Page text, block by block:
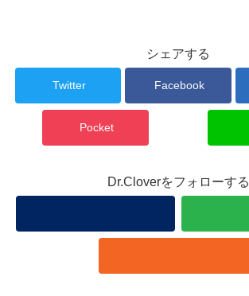
シェアする
Twitter Facebook
Pocket
Dr.Cloverをフォローする